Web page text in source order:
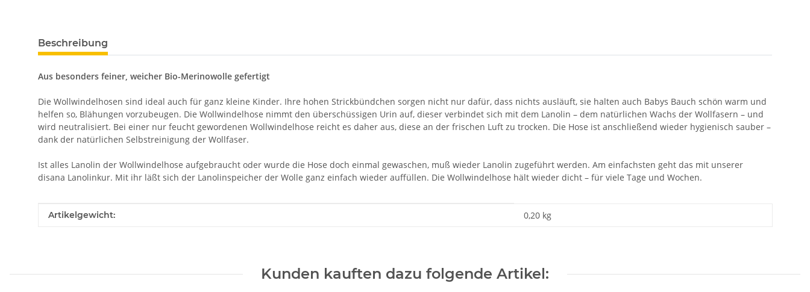
Beschreibung
Aus besonders feiner, weicher Bio-Merinowolle gefertigt
Die Wollwindelhosen sind ideal auch für ganz kleine Kinder. Ihre hohen Strickbündchen sorgen nicht nur dafür, dass nichts ausläuft, sie halten auch Babys Bauch schön warm und
helfen so, Blähungen vorzubeugen. Die Wollwindelhose nimmt den überschüssigen Urin auf, dieser verbindet sich mit dem Lanolin – dem natürlichen Wachs der Wollfasern – und
wird neutralisiert. Bei einer nur feucht gewordenen Wollwindelhose reicht es daher aus, diese an der frischen Luft zu trocken. Die Hose ist anschließend wieder hygienisch sauber –
dank der natürlichen Selbstreinigung der Wollfaser.
Ist alles Lanolin der Wollwindelhose aufgebraucht oder wurde die Hose doch einmal gewaschen, muß wieder Lanolin zugeführt werden. Am einfachsten geht das mit unserer
disana Lanolinkur. Mit ihr läßt sich der Lanolinspeicher der Wolle ganz einfach wieder auffüllen. Die Wollwindelhose hält wieder dicht – für viele Tage und Wochen.
Produkteigenschaft
Wert
Artikelgewicht: 0,20 kg
Kunden kauften dazu folgende Artikel: